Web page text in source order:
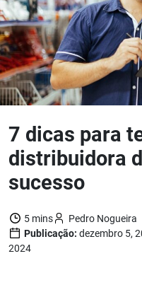
7 dicas para
distribuidora
sucesso
5 mins
Pedro Nogueira
Publicação: dezembro 5,
2024